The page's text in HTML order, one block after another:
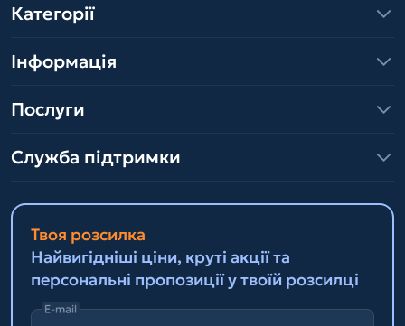
Категорії
Інформація
Послуги
Служба підтримки
Твоя розсилка
Найвигідніші ціни, круті акції та
персональні пропозиції у твоїй розсилці
E-mail